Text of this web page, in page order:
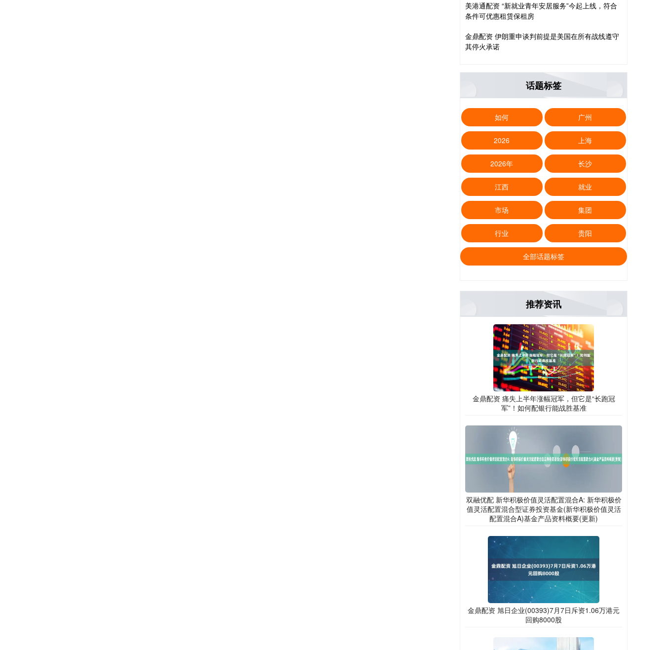
美港通配资 “新就业青年安居服务”今起上线，符合
条件可优惠租赁保租房
金鼎配资 伊朗重申谈判前提是美国在所有战线遵守
其停火承诺
话题标签
如何 广州
2026 上海
2026年 长沙
江西 就业
市场 集团
行业 贵阳
全部话题标签
推荐资讯
金鼎配资 痛失上半年涨幅冠军，但它是“长跑冠
军”！如何配银行能战胜基准
双融优配 新华积极价值灵活配置混合A: 新华积极价
值灵活配置混合型证券投资基金(新华积极价值灵活
配置混合A)基金产品资料概要(更新)
金鼎配资 旭日企业(00393)7月7日斥资1.06万港元
回购8000股